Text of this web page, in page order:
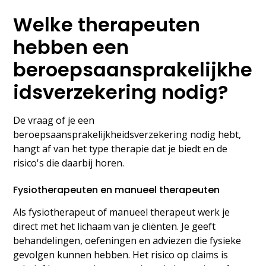
Welke therapeuten
hebben een
beroepsaansprakelijkhe
idsverzekering nodig?
De vraag of je een
beroepsaansprakelijkheidsverzekering nodig hebt,
hangt af van het type therapie dat je biedt en de
risico's die daarbij horen.
Fysiotherapeuten en manueel therapeuten
Als fysiotherapeut of manueel therapeut werk je
direct met het lichaam van je cliënten. Je geeft
behandelingen, oefeningen en adviezen die fysieke
gevolgen kunnen hebben. Het risico op claims is